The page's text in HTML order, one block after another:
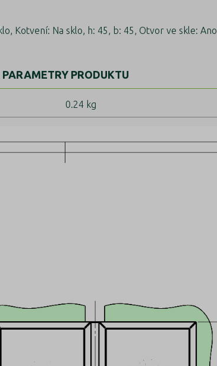
Kotvení: Na sklo, h: 45, b: 45, Otvor ve skle: Ano
PARAMETRY PRODUKTU
0.24 kg